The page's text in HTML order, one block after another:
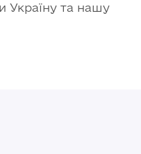
Україну та нашу